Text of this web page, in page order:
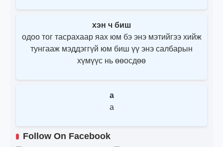
хэн ч биш
одоо тог тасрахаар яах юм бэ энэ мэтийгээ хийж
тунгааж мэддэггүй юм биш үү энэ салбарын
хүмүүс нь өөосдөө
a
a
Follow On Facebook